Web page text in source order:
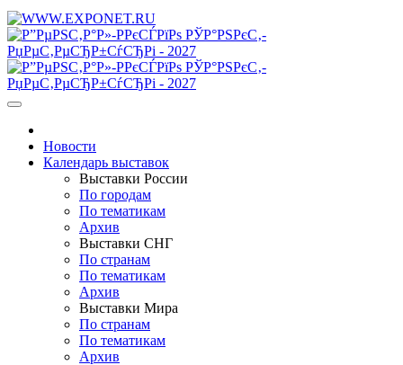
Новости
Календарь выставок
Выставки России
По городам
По тематикам
Архив
Выставки СНГ
По странам
По тематикам
Архив
Выставки Мира
По странам
По тематикам
Архив